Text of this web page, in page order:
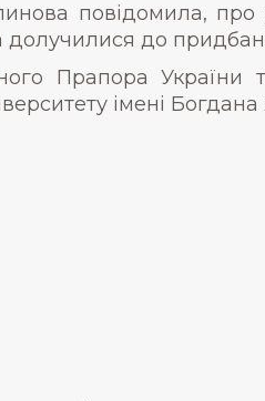
повідомила,
до
Прапора України
імені